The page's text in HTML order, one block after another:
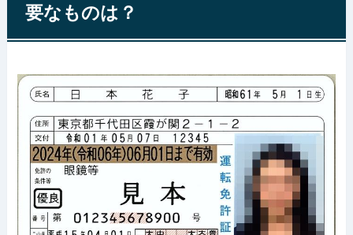
要なものは？